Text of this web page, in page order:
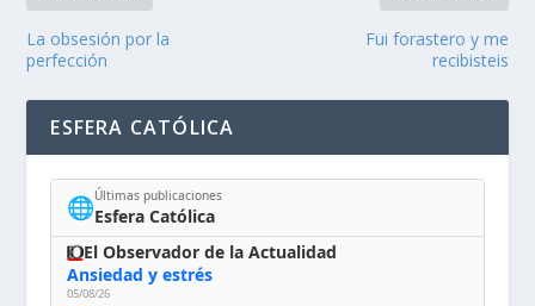
La obsesión por la
perfección
Fui forastero y me
recibisteis
ESFERA CATÓLICA
🌐Últimas publicaciones
Esfera Católica
El Observador de la Actualidad
Ansiedad y estrés
05/08/26